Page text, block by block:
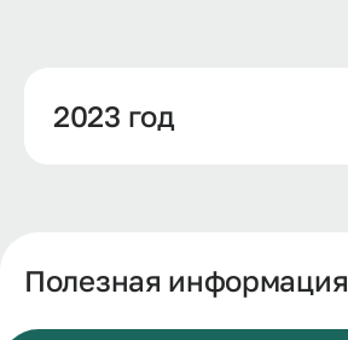
2023 год
Полезная информация